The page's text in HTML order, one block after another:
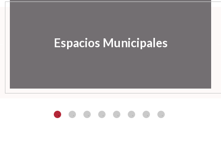
Espacios Municipales